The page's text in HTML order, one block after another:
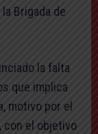
Brigada de
la falta
que implica
motivo por el
con el objetivo